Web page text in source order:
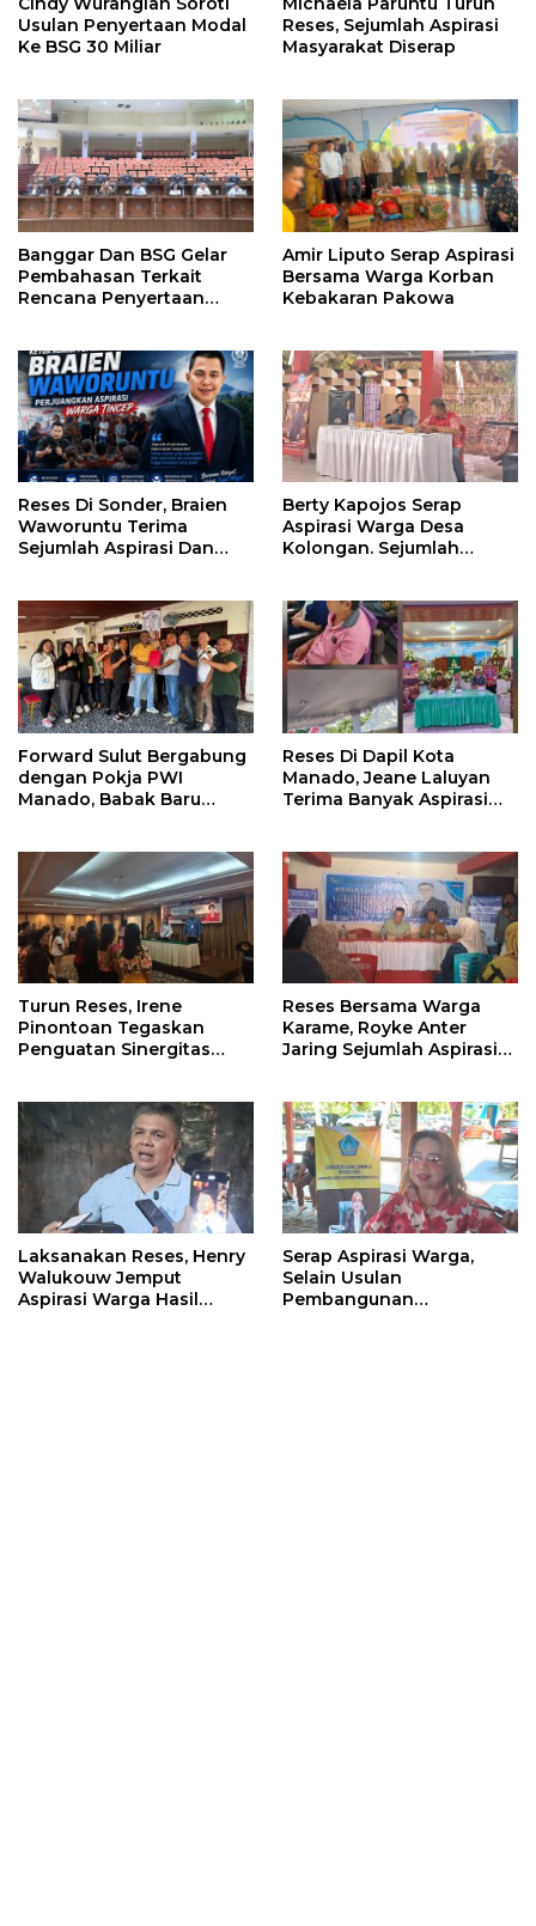
Usulan Penyertaan Modal
Ke BSG 30 Miliar
Reses, Sejumlah Aspirasi
Masyarakat Diserap
Banggar Dan BSG Gelar
Pembahasan Terkait
Rencana Penyertaan
Amir Liputo Serap Aspirasi
Bersama Warga Korban
Kebakaran Pakowa
Reses Di Sonder, Braien
Waworuntu Terima
Sejumlah Aspirasi Dan
Berty Kapojos Serap
Aspirasi Warga Desa
Kolongan. Sejumlah
Forward Sulut Bergabung
dengan Pokja PWI
Manado, Babak Baru
Reses Di Dapil Kota
Manado, Jeane Laluyan
Terima Banyak Aspirasi
Turun Reses, Irene
Pinontoan Tegaskan
Penguatan Sinergitas
Reses Bersama Warga
Karame, Royke Anter
Jaring Sejumlah Aspirasi
Laksanakan Reses, Henry
Walukouw Jemput
Aspirasi Warga Hasil
Serap Aspirasi Warga,
Selain Usulan
Pembangunan